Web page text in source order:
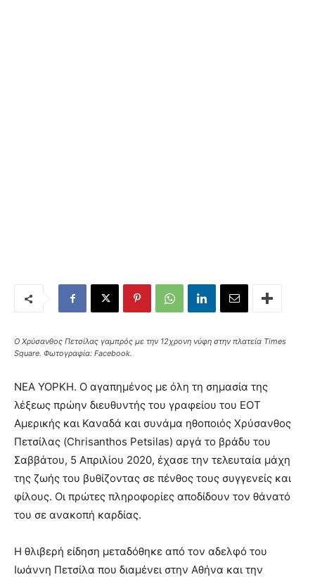
Ο Χρύσανθος Πετσίλας γαμπρός με την 12χρονη νύφη στην πλατεία Times
Square. Φωτογραφία: Facebook.
ΝΕΑ ΥΟΡΚΗ. Ο αγαπημένος με όλη τη σημασία της
λέξεως πρώην διευθυντής του γραφείου του ΕΟΤ
Αμερικής και Καναδά και συνάμα ηθοποιός Χρύσανθος
Πετσίλας (Chrisanthos Petsilas) αργά το βράδυ του
Σαββάτου, 5 Απριλίου 2020, έχασε την τελευταία μάχη
της ζωής του βυθίζοντας σε πένθος τους συγγενείς και
φίλους. Οι πρώτες πληροφορίες αποδίδουν τον θάνατό
του σε ανακοπή καρδίας.
Η θλιβερή είδηση μεταδόθηκε από τον αδελφό του
Ιωάννη Πετσίλα που διαμένει στην Αθήνα και την